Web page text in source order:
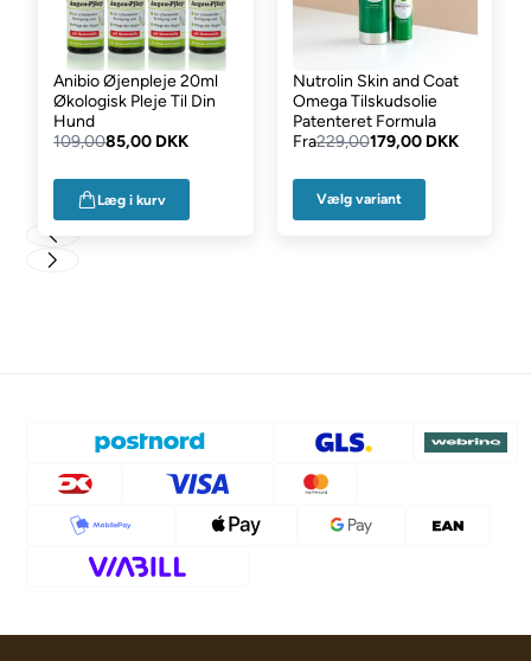
Anibio Øjenpleje 20ml
Økologisk Pleje Til Din
Hund
109,0085,00 DKK
Læg i kurv
Nutrolin Skin and Coat
Omega Tilskudsolie
Patenteret Formula
Fra229,00179,00 DKK
Vælg variant